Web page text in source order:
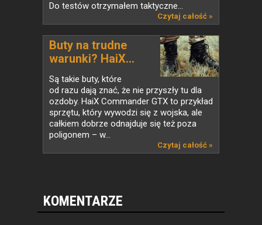
Do testów otrzymałem taktyczne...
Czytaj całość »
Buty na trudne
warunki? HaiX...
Są takie buty, które
od razu dają znać, że nie przyszły tu dla
ozdoby. HaiX Commander GTX to przykład
sprzętu, który wywodzi się z wojska, ale
całkiem dobrze odnajduje się też poza
poligonem – w...
Czytaj całość »
KOMENTARZE